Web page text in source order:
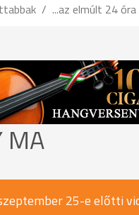
...az elmúlt 24 óra
MA
25-e előtti